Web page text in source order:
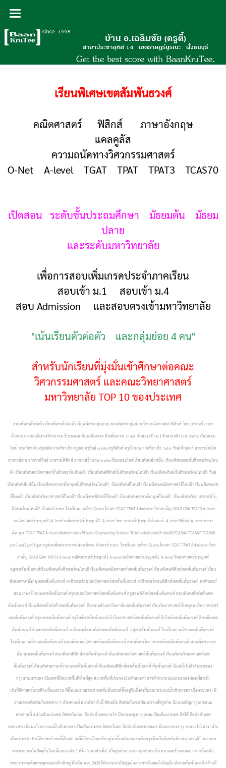
เรียนพิเศษเขตสัมพันธวงศ์
คณิตศาสตร์ ฟิสิกส์ ภาษาอังกฤษ
แคลคูลัส
ความถนัดทางวิศวกรรมศาสตร์
O-Net A-level TGAT TPAT TPAT3 TCAS70
เปิดสอน ระดับชั้นประถมศึกษา มัธยมต้น มัธยม
ปลาย
และระดับมหาวิทยาลัย
เพื่อการสอบเพิ่มเกรดประจำภาคเรียน
สอบเข้า ม.1 สอบเข้า ม.4
สอบ Admission และสอบตรงเข้ามหาวิทยาลัย
"เน้นเรียนตัวต่อตัว และกลุ่มย่อย 4 คน"
สำหรับนักเรียนที่มุ่งมั่นเข้าศึกษาต่อคณะ
วิศวกรรมศาสตร์ และคณะวิทยาศาสตร์
มหาวิทยาลัย TOP 10 ของประเทศ
สอนพิเศษตัวต่อตัว เรียนพิเศษตัวต่อตัว เรียนพิเศษกลุ่มย่อย สอนพิเศษกลุ่มย่อย วิชาคณิตศาสตร์ ฟิสิกส์ วิทยาศาสตร์ ภาษา
อังกฤษ ความถนัดทางวิศวกรรม รับรองผล เรียนเพิ่มเกรด ติวเพิ่มเกรด o-net ติวสอบเข้า ม.1 ติวสอบเข้า ม.4 onsite เรียนออน
ไซต์ กวดวิชา ติว ครูคณิต กวดวิชา ติว ครูเลข ครูวิทย์ onsite ครูฟิสิกส์ ครูอังกฤษ กวดวิชา ติว tutor วิทย์ ติวเตอร์ อาจารย์คณิต
อาจารย์เลข อาจารย์วิทย์ อาจารย์ฟิสิกส์ อาจารย์อังกฤษ onsite เรียนออนไซต์ เรียนพิเศษใกล้ฉัน เรียนพิเศษเลขกับติวเตอร์คนไหน
ดี? เรียนพิเศษคณิตศาสตร์กับติวเตอร์คนไหนดี? เรียนพิเศษฟิสิกส์กับติวเตอร์คนไหนดี? เรียนพิเศษวิทย์กับติวเตอร์คนไหนดี? วิทย์
เรียนพิเศษใกล้ฉัน เรียนพิเศษภาษาอังกฤษกับติวเตอร์คนไหนดี? เรียนพิเศษที่ไหนดี? เรียนพิเศษคณิตศาสตร์ที่ไหนดี? เรียนพิเศษเลข
ที่ไหนดี? เรียนพิเศษวิทยาศาสตร์ที่ไหนดี? เรียนพิเศษฟิสิกส์ที่ไหนดี? เรียนพิเศษภาษาอังกฤษที่ไหนดี? เรียนพิเศษวิทยาศาสตร์กับ
ติวเตอร์คนไหนดี? ติวเตอร์ tutor โรงเรียนกวดวิชา Quota โควตา TGAT TPAT Admission วิชาสามัญ GPAX GPA TPAT3 A-level
คณิตศาสตร์ประยุกต์1 A-level คณิตศาสตร์ประยุกต์2 A-level วิทยาศาสตร์ประยุกต์ ติวเตอร์ A-level ฟิสิกส์ A-level ภาษา
อังกฤษ TGAT TPAT A-level Mathematics Physics Engineering Science TCAS dek66 dek67 dek68 TCAS66 TCAS67 TCAS68
pat1 pat2 pat3 gat ครูสอนพิเศษ อาจารย์สอนพิเศษ ติวเตอร์ tutor โรงเรียนกวดวิชา Quota โควตา TGAT TPAT Admission วิชา
สามัญ GPAX GPA TPAT3 A-level คณิตศาสตร์ประยุกต์1 A-level คณิตศาสตร์ประยุกต์2 A-level วิทยาศาสตร์ประยุกต์
อยู่เขตสัมพันธวงศ์เรียนพิเศษกับติวเตอร์คนไหนดี เรียนพิเศษคณิตศาสตร์เขตสัมพันธวงศ์ เรียนพิเศษฟิสิกส์เขตสัมพันธวงศ์ เรียน
พิเศษภาษาอังกฤษเขตสัมพันธวงศ์ หาติวเตอร์สอนคณิตศาสตร์เขตสัมพันธวงศ์ หาติวเตอร์สอนฟิสิกส์เขตสัมพันธวงศ์ หาติวเตอร์
สอนภาษาอังกฤษเขตสัมพันธวงศ์ ครูสอนคณิตศาสตร์เขตสัมพันธวงศ์ ครูสอนฟิสิกส์เขตสัมพันธวงศ์ สอนพิเศษตัวต่อตัวเขต
สัมพันธวงศ์ เรียนพิเศษตัวต่อตัวเขตสัมพันธวงศ์ ติวสอบเข้ามหาวิทยาลัยเขตสัมพันธวงศ์ เรียนวิทยาศาสตร์กับครูสอนวิทยาศาสตร์
เขตสัมพันธวงศ์ ครูเลขเขตสัมพันธวงศ์ ครูวิทย์เขตสัมพันธวงศ์ ติววิทยาศาสตร์เขตสัมพันธวงศ์ ติววิทย์เขตสัมพันธวงศ์ ติวคณิตเขต
สัมพันธวงศ์ ติวเลขเขตสัมพันธวงศ์ หาติวเตอร์สอนพิเศษเขตสัมพันธวงศ์ อยู่เขตสัมพันธวงศ์ โรงเรียนกวดวิชาเขตสัมพันธวงศ์
โรงเรียนกวดวิชาเขตสัมพันธวงศ์ สอนพิเศษคณิตศาสตร์เขตสัมพันธวงศ์ สอนพิเศษวิทยาศาสตร์เขตสัมพันธวงศ์ สอนพิเศษภาษา
อังกฤษเขตสัมพันธวงศ์ สอนพิเศษฟิสิกส์เขตสัมพันธวงศ์ เรียนพิเศษคณิตศาสตร์สัมพันธวงศ์ เรียนพิเศษวิทยาศาสตร์เขต
สัมพันธวงศ์ เรียนพิเศษภาษาอังกฤษเขตสัมพันธวงศ์ เรียนพิเศษฟิสิกส์เขตสัมพันธวงศ์ สัมพันธวงศ์ เป็นหนึ่งในห้าสิบเขตของ
กรุงเทพมหานคร เป็นเขตที่มีขนาดพื้นที่เล็กที่สุด สภาพพื้นที่ประกอบไปด้วยแหล่งการค้าหนาแน่นและแหล่งท่องเที่ยวเชิง
ประวัติศาสตร์และศิลปวัฒนธรรม ที่ตั้งและอาณาเขต เขตสัมพันธวงศ์ตั้งอยู่ริมฝั่งตะวันออกของแม่น้ำเจ้าพระยา (ฝั่งพระนคร) มี
อาณาเขตติดต่อกับเขตต่าง ๆ เรียงตามเข็มนาฬิกา ดังนี้ ทิศเหนือ ติดต่อกับเขตป้อมปราบศัตรูพ่าย มีถนนเจริญกรุงและถนน
พระรามที่ 4 เป็นเส้นแบ่งเขต ทิศตะวันออก ติดต่อกับเขตบางรัก มีคลองผดุงกรุงเกษม เป็นเส้นแบ่งเขต ทิศใต้ ติดต่อกับเขต
คลองสาน มีแนวกึ่งกลางแม่น้ำเจ้าพระยา เป็นเส้นแบ่งเขต ทิศตะวันตก ติดต่อกับเขตพระนคร มีคลองรอบกรุง (คลองโอ่งอ่าง) เป็น
เส้นแบ่งเขต ประวัติศาสตร์ เขตนี้เป็นสถานที่ที่มีชาวจีนอาศัยอยู่มาตั้งแต่ตอนแรกเริ่มกรุงรัตนโกสินทร์แล้ว พวกเขาได้ย้ายมาจาก
เขตพระนครในปัจจุบัน โดยมีถนนวานิช 1 หรือ "ถนนสำเพ็ง" เป็นศูนย์กลางของชุมชนชาวจีน จวบจนสร้างถนนเยาวราชในสมัย
พระบาทสมเด็จพระจุลจอมเกล้าเจ้าอยู่หัวเมื่อ พ.ศ. 2435 ได้กลายมาเป็นศูนย์กลางชาวจีนจนถึงปัจจุบัน อำเภอสัมพันธวงศ์ สร้างที่